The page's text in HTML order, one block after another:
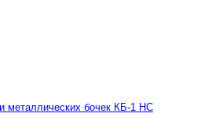
металлических бочек КБ-1 НС